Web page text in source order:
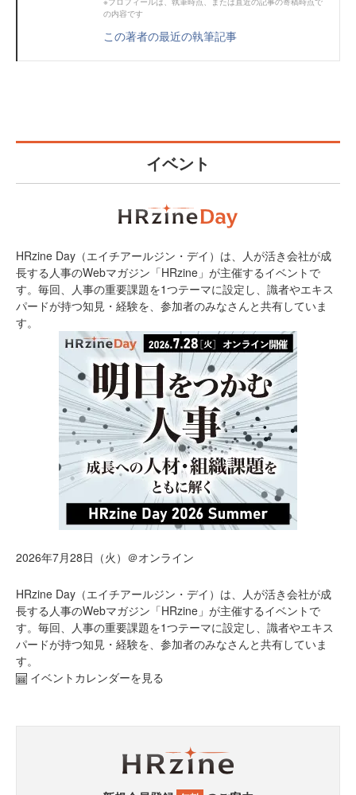
の内容です
この著者の最近の執筆記事
イベント
HRzine Day（エイチアールジン・デイ）は、人が活き会社が成
長する人事のWebマガジン「HRzine」が主催するイベントで
す。毎回、人事の重要課題を1つテーマに設定し、識者やエキス
パードが持つ知見・経験を、参加者のみなさんと共有していま
す。
2026年7月28日（火）＠オンライン
HRzine Day（エイチアールジン・デイ）は、人が活き会社が成
長する人事のWebマガジン「HRzine」が主催するイベントで
す。毎回、人事の重要課題を1つテーマに設定し、識者やエキス
パードが持つ知見・経験を、参加者のみなさんと共有していま
す。
イベントカレンダーを見る